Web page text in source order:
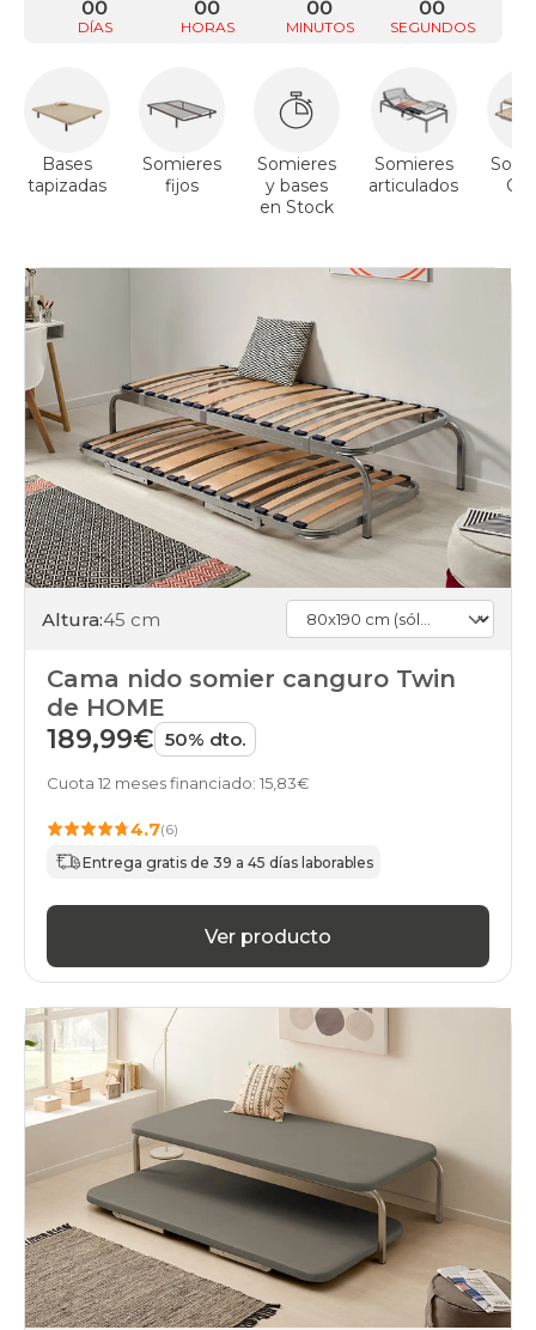
DÍAS
00
HORAS
00
MINUTOS
00
SEGUNDOS
00
Bases
tapizadas
Somieres
fijos
Somieres
y bases
en Stock
Somieres
articulados
Altura:45 cm
Cama nido somier canguro Twin
de HOME
189,99€ 50% dto.
Cuota 12 meses financiado: 15,83€
4.7(6)
Entrega gratis de 39 a 45 días laborables
Ver producto